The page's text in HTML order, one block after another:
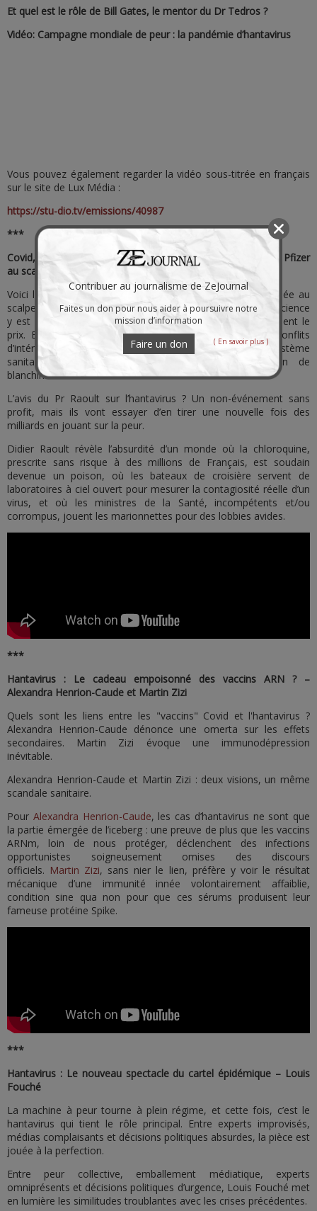
Et quel est le rôle de Bill Gates, le mentor du Dr Tedros ?
Vidéo: Campagne mondiale de peur : la pandémie d’hantavirus
Vous pouvez également regarder la vidéo sous-titrée en français
sur le site de Lux Média :
https://stu-dio.tv/emissions/40987
***
Covid, hantavirus, mensonges : Le Pr Raoult passe l’OMS et Pfizer
au scalpel
Voici l’interview de Didier Raoult par Idriss Aberkane, passée au
scalpel : presque 2 heures condensées en 30 minutes. La science
y est sacrifiée sur l’autel des profits, et les citoyens en paient le
prix. Entre les promesses non tenues de Macron, les conflits
d’intérêts de l’OMS et les milliards engloutis par Pfizer, le système
sanitaire mondial ressemble à une vaste opération de
blanchiment intellectuel.
L’avis du Pr Raoult sur l’hantavirus ? Un non-événement sans
profit, mais ils vont essayer d’en tirer une nouvelle fois des
milliards en jouant sur la peur.
Didier Raoult révèle l’absurdité d’un monde où la chloroquine,
prescrite sans risque à des millions de Français, est soudain
devenue un poison, où les bateaux de croisière servent de
laboratoires à ciel ouvert pour mesurer la contagiosité réelle d’un
virus, et où les ministres de la Santé, incompétents et/ou
corrompus, jouent les marionnettes pour des lobbies avides.
***
Hantavirus : Le cadeau empoisonné des vaccins ARN ? –
Alexandra Henrion-Caude et Martin Zizi
Quels sont les liens entre les "vaccins" Covid et l'hantavirus ?
Alexandra Henrion-Caude dénonce une omerta sur les effets
secondaires. Martin Zizi évoque une immunodépression
inévitable.
Alexandra Henrion-Caude et Martin Zizi : deux visions, un même
scandale sanitaire.
Pour Alexandra Henrion-Caude, les cas d’hantavirus ne sont que
la partie émergée de l’iceberg : une preuve de plus que les vaccins
ARNm, loin de nous protéger, déclenchent des infections
opportunistes soigneusement omises des discours
officiels. Martin Zizi, sans nier le lien, préfère y voir le résultat
mécanique d’une immunité innée volontairement affaiblie,
condition sine qua non pour que ces sérums produisent leur
fameuse protéine Spike.
***
Hantavirus : Le nouveau spectacle du cartel épidémique – Louis
Fouché
La machine à peur tourne à plein régime, et cette fois, c’est le
hantavirus qui tient le rôle principal. Entre experts improvisés,
médias complaisants et décisions politiques absurdes, la pièce est
jouée à la perfection.
Entre peur collective, emballement médiatique, experts
omniprésents et décisions politiques d’urgence, Louis Fouché met
en lumière les similitudes troublantes avec les crises précédentes.
Contribuer au journalisme de ZeJournal
Faites un don pour nous aider à poursuivre notre
mission d’information
Faire un don ( En savoir plus )